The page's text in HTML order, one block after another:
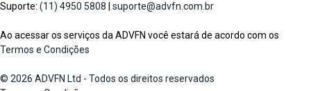
Suporte: (11) 4950 5808 suporte@advfn.com.br
Ao acessar os serviços da ADVFN você estará de acordo com os
Termos e Condições
© 2026 ADVFN Ltd - Todos os direitos reservados